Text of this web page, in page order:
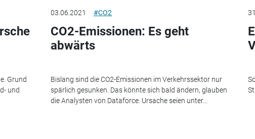
Grund
und
03.06.2021 #CO2
CO2-Emissionen: Es geht
abwärts
Bislang sind die CO2-Emissionen im Verkehrssektor nur
spärlich gesunken. Das könnte sich bald ändern, glauben
die Analysten von Dataforce. Ursache seien unter...